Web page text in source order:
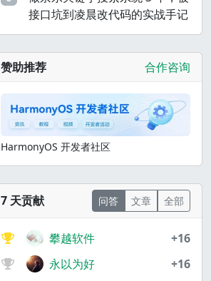
接口坑到凌晨改代码的实战手记
赞助推荐 合作咨询
HarmonyOS 开发者社区
7 天贡献 问答 文章 全部
攀越软件
+16
永以为好
+16